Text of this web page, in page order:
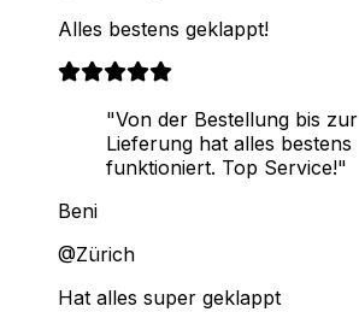
Alles bestens geklappt!
"Von der Bestellung bis zur
Lieferung hat alles bestens
funktioniert. Top Service!"
Beni
@Zürich
Hat alles super geklappt